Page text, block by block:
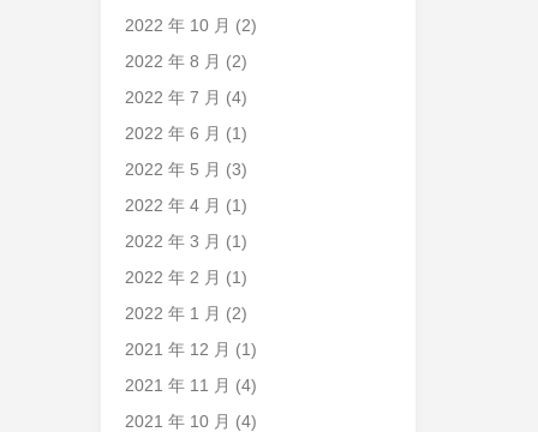
2022 年 10 月 (2)
2022 年 8 月 (2)
2022 年 7 月 (4)
2022 年 6 月 (1)
2022 年 5 月 (3)
2022 年 4 月 (1)
2022 年 3 月 (1)
2022 年 2 月 (1)
2022 年 1 月 (2)
2021 年 12 月 (1)
2021 年 11 月 (4)
2021 年 10 月 (4)